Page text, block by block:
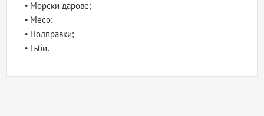
• Морски дарове;
• Месо;
• Подправки;
• Гъби.